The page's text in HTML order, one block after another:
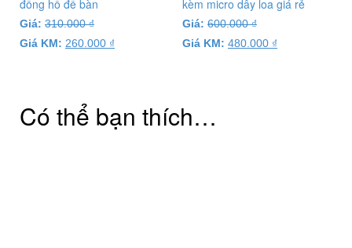
đồng hồ để bàn
Giá: 310.000₫
Giá KM: 260.000 ₫
kèm micro dây loa giá rẻ
Giá: 600.000₫
Giá KM: 480.000 ₫
Có thể bạn thích…